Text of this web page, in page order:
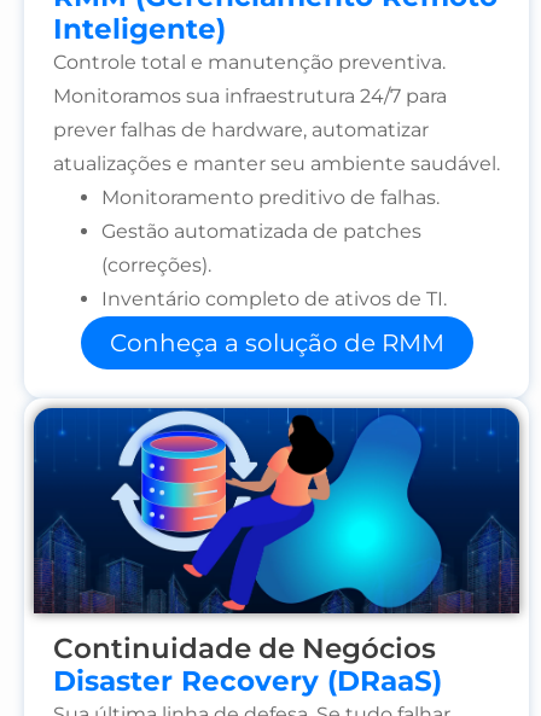
Inteligente)
Controle total e manutenção preventiva.
Monitoramos sua infraestrutura 24/7 para
prever falhas de hardware, automatizar
atualizações e manter seu ambiente saudável.
Monitoramento preditivo de falhas.
Gestão automatizada de patches
(correções).
Inventário completo de ativos de TI.
Conheça a solução de RMM
Continuidade de Negócios
Disaster Recovery (DRaaS)